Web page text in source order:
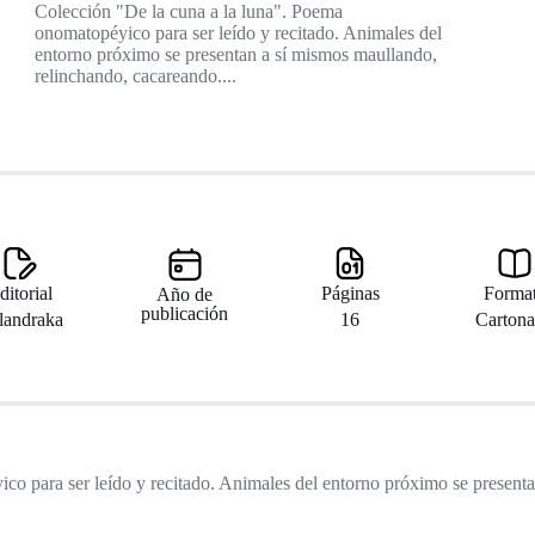
Colección "De la cuna a la luna". Poema
onomatopéyico para ser leído y recitado. Animales del
entorno próximo se presentan a sí mismos maullando,
relinchando, cacareando....
Año de
publicación
Páginas
16
para ser leído y recitado. Animales del entorno próximo se